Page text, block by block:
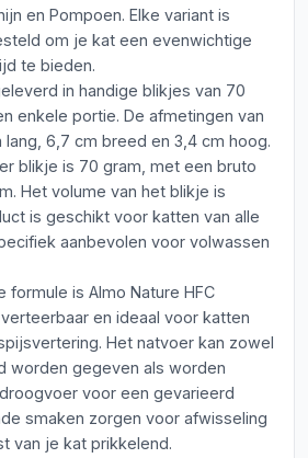
en Pompoen. Elke variant is
om je kat een evenwichtige
te bieden.
in handige blikjes van 70
enkele portie. De afmetingen van
6,7 cm breed en 3,4 cm hoog.
blikje is 70 gram, met een bruto
Het volume van het blikje is
is geschikt voor katten van alle
aanbevolen voor volwassen
formule is Almo Nature HFC
en ideaal voor katten
Het natvoer kan zowel
worden gegeven als worden
voor een gevarieerd
smaken zorgen voor afwisseling
van je kat prikkelend.